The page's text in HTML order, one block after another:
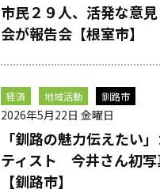
市民２９人、活発な意
会が報告会【根室市】
経済 地域活動 釧路市
2026年5月22日 金曜日
「釧路の魅力伝えたい
ティスト 今井さん初写
【釧路市】